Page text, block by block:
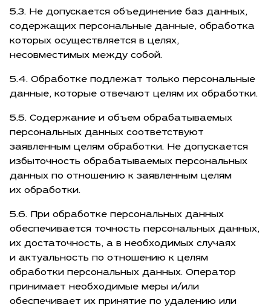
5.3. Не допускается объединение баз данных,
содержащих персональные данные, обработка
которых осуществляется в целях,
несовместимых между собой.
5.4. Обработке подлежат только персональные
данные, которые отвечают целям их обработки.
5.5. Содержание и объем обрабатываемых
персональных данных соответствуют
заявленным целям обработки. Не допускается
избыточность обрабатываемых персональных
данных по отношению к заявленным целям
их обработки.
5.6. При обработке персональных данных
обеспечивается точность персональных данных,
их достаточность, а в необходимых случаях
и актуальность по отношению к целям
обработки персональных данных. Оператор
принимает необходимые меры и/или
обеспечивает их принятие по удалению или